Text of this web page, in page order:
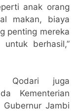
anak orang
makan, biaya
penting mereka
berhasil,”
Qodari juga
Kementerian
Gubernur Jambi